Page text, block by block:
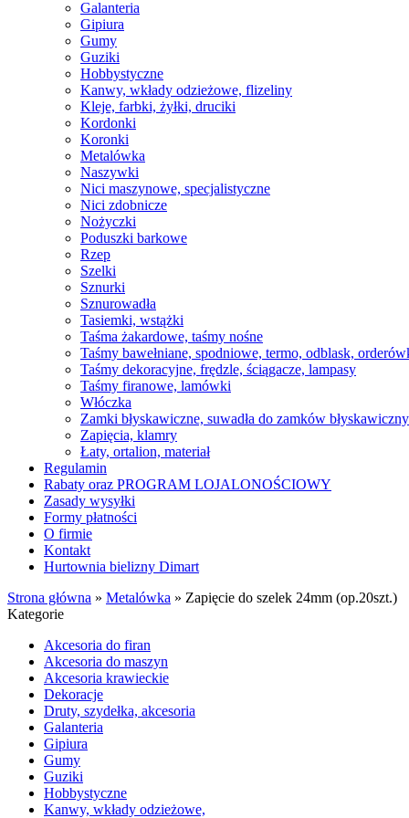
Galanteria
Gipiura
Gumy
Guziki
Hobbystyczne
Kanwy, wkłady odzieżowe, flizeliny
Kleje, farbki, żyłki, druciki
Kordonki
Koronki
Metalówka
Naszywki
Nici maszynowe, specjalistyczne
Nici zdobnicze
Nożyczki
Poduszki barkowe
Rzep
Szelki
Sznurki
Sznurowadła
Tasiemki, wstążki
Taśma żakardowe, taśmy nośne
Taśmy bawełniane, spodniowe, termo, odblask,
Taśmy dekoracyjne, frędzle, ściągacze, lampasy
Taśmy firanowe, lamówki
Włóczka
Zamki błyskawiczne, suwadła do zamków
Zapięcia, klamry
Łaty, ortalion, materiał
Regulamin
Rabaty oraz PROGRAM LOJALONOŚCIOWY
Zasady wysyłki
Formy płatności
O firmie
Kontakt
Hurtownia bielizny Dimart
Strona główna » Metalówka » Zapięcie do szelek 24mm (op.20szt.)
Kategorie
Akcesoria do firan
Akcesoria do maszyn
Akcesoria krawieckie
Dekoracje
Druty, szydełka, akcesoria
Galanteria
Gipiura
Gumy
Guziki
Hobbystyczne
Kanwy, wkłady odzieżowe,